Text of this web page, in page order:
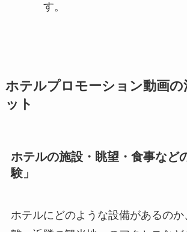
す。
ホテルプロモーション動画の
ット
ホテルの施設・眺望・食事など
験」
ホテルにどのような設備があるの